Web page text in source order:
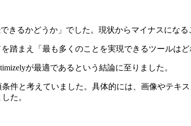
きるかどうか」でした。現状からマイナスになる
まえ「最も多くのことを実現できるツールは
が最適であるという結論に至りました。
件と考えていました。具体的には、画像やテキ
た。